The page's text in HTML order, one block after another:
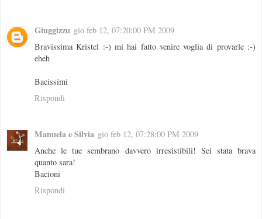
Giuggizzu gio feb 12, 07:20:00 PM 2009
Bravissima Kristel :-) mi hai fatto venire voglia di provarle :-)
eheh
Bacissimi
Rispondi
Manuela e Silvia gio feb 12, 07:28:00 PM 2009
Anche le tue sembrano davvero irresistibili! Sei stata brava
quanto sara!
Bacioni
Rispondi